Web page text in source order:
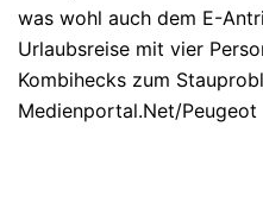
was wohl auch dem E-
Urlaubsreise mit vier
Kombihecks zum
Medienportal.Net/Peugeot